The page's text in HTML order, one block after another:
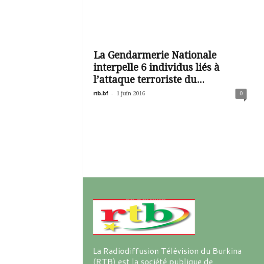
i
La Gendarmerie Nationale
interpelle 6 individus liés à
l’attaque terroriste du...
rtb.bf - 1 juin 2016 0
La Radiodiffusion Télévision du Burkina
(RTB) est la société publique de